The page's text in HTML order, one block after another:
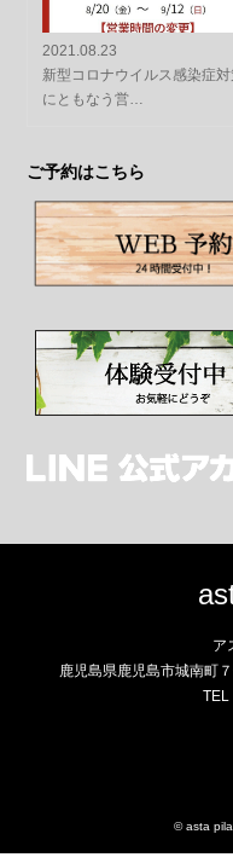
2021.08.23
新型コロナウイルス感染症
にともなう営…
ご予約はこちら
ア
鹿児島県鹿児島市城南町
©asta